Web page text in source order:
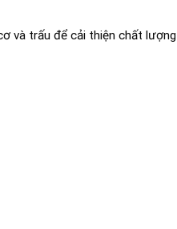
và trấu để cải thiện chất lượng